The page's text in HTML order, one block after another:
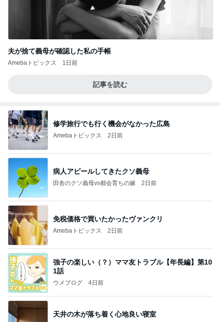
夫が捨て義母が確認した私の手帳
Amebaトピックス 1日前
記事を読む
修学旅行でも行く機会がなかった広島
Amebaトピックス 2日前
病人アピールしてきたクソ義母
田舎のクソ義母vs都会育ちの嫁 2日前
免税価格で買いたかったヴァンクリ
Amebaトピックス 2日前
強子の楽しい（？）ママ友トラブル【年長編】第10
1話
ウメブログ 4日前
天井の木が落ち着く心地良い寝室